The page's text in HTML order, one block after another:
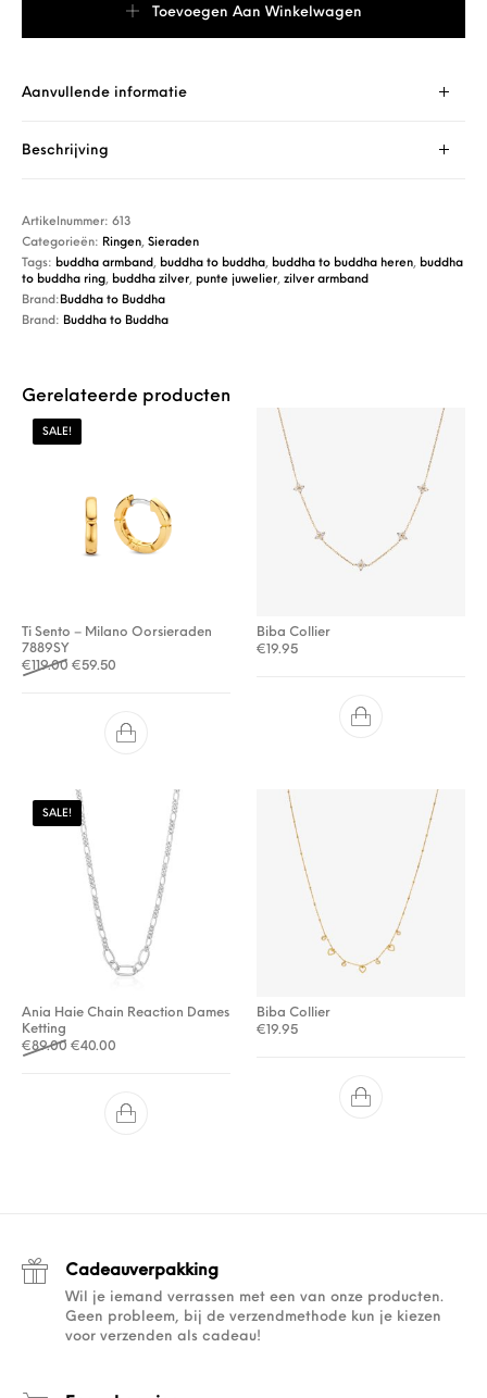
Toevoegen Aan Winkelwagen
Aanvullende informatie
Beschrijving
Artikelnummer:613
Categorieën: Ringen,Sieraden
Tags: buddha armband, buddha to buddha, buddha to buddha heren, buddha
to buddha ring, buddha zilver, punte juwelier,zilver armband
Brand: Buddha to Buddha
Brand: Buddha to Buddha
Gerelateerde producten
SALE!
Ti Sento – Milano Oorsieraden
7889SY
€119.00 Oorspronkelijke prijs was: €119.00.
€59.50
Biba Collier
€19.95
SALE!
Ania Haie Chain Reaction Dames
Ketting
€89.00 Oorspronkelijke prijs was: €89.00.
€40.00
Biba Collier
€ 19.95
Cadeauverpakking
Wil je iemand verrassen met een van onze producten.
Geen probleem, bij de verzendmethode kun je kiezen
voor verzenden als cadeau!